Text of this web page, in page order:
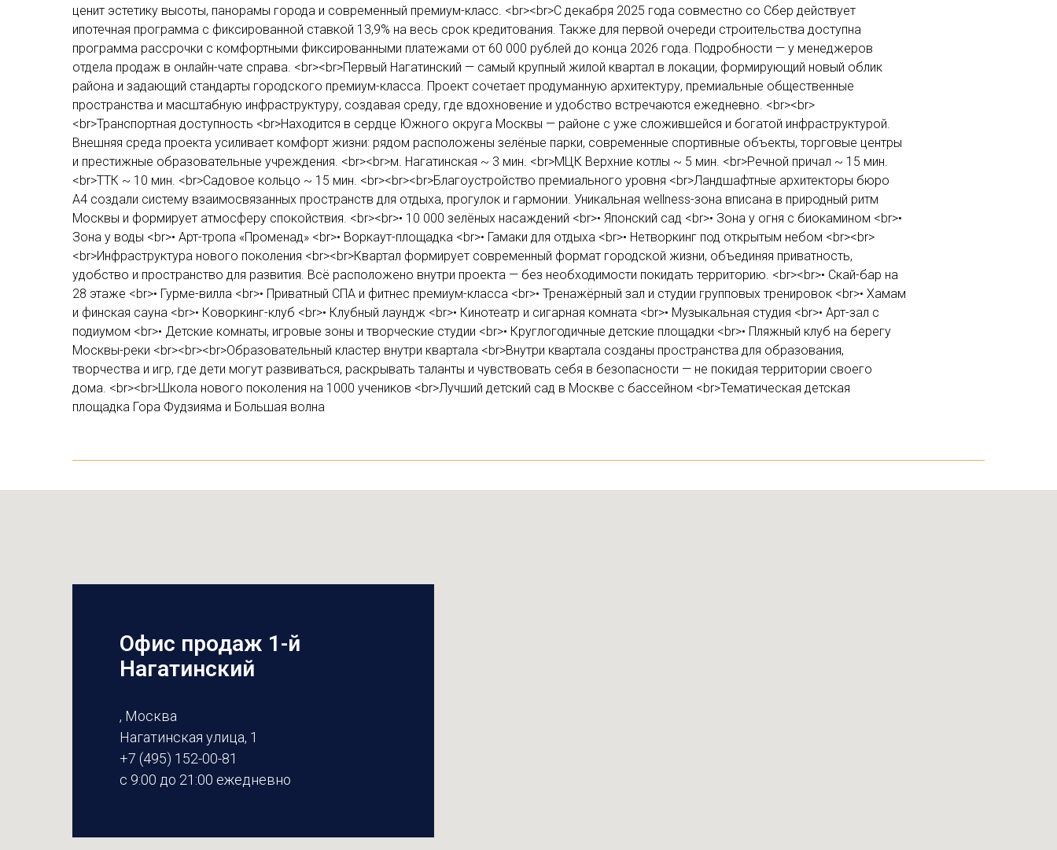
ценит эстетику высоты, панорамы города и современный премиум-класс. <br><br>С декабря 2025 года совместно со Сбер действует
ипотечная программа с фиксированной ставкой 13,9% на весь срок кредитования. Также для первой очереди строительства доступна
программа рассрочки с комфортными фиксированными платежами от 60 000 рублей до конца 2026 года. Подробности — у менеджеров
отдела продаж в онлайн-чате справа. <br><br>Первый Нагатинский — самый крупный жилой квартал в локации, формирующий новый облик
района и задающий стандарты городского премиум-класса. Проект сочетает продуманную архитектуру, премиальные общественные
пространства и масштабную инфраструктуру, создавая среду, где вдохновение и удобство встречаются ежедневно. <br><br>
<br>Транспортная доступность <br>Находится в сердце Южного округа Москвы — районе с уже сложившейся и богатой инфраструктурой.
Внешняя среда проекта усиливает комфорт жизни: рядом расположены зелёные парки, современные спортивные объекты, торговые центры
и престижные образовательные учреждения. <br><br>м. Нагатинская ~ 3 мин. <br>МЦК Верхние котлы ~ 5 мин. <br>Речной причал ~ 15 мин.
<br>ТТК ~ 10 мин. <br>Садовое кольцо ~ 15 мин. <br><br><br>Благоустройство премиального уровня <br>Ландшафтные архитекторы бюро
А4 создали систему взаимосвязанных пространств для отдыха, прогулок и гармонии. Уникальная wellness-зона вписана в природный ритм
Москвы и формирует атмосферу спокойствия. <br><br>• 10 000 зелёных насаждений <br>• Японский сад <br>• Зона у огня с биокамином <br>•
Зона у воды <br>• Арт-тропа «Променад» <br>• Воркаут-площадка <br>• Гамаки для отдыха <br>• Нетворкинг под открытым небом <br><br>
<br>Инфраструктура нового поколения <br><br>Квартал формирует современный формат городской жизни, объединяя приватность,
удобство и пространство для развития. Всё расположено внутри проекта — без необходимости покидать территорию. <br><br>• Скай-бар на
28 этаже <br>• Гурме-вилла <br>• Приватный СПА и фитнес премиум-класса <br>• Тренажёрный зал и студии групповых тренировок <br>• Хамам
и финская сауна <br>• Коворкинг-клуб <br>• Клубный лаундж <br>• Кинотеатр и сигарная комната <br>• Музыкальная студия <br>• Арт-зал с
подиумом <br>• Детские комнаты, игровые зоны и творческие студии <br>• Круглогодичные детские площадки <br>• Пляжный клуб на берегу
Москвы-реки <br><br><br>Образовательный кластер внутри квартала <br>Внутри квартала созданы пространства для образования,
творчества и игр, где дети могут развиваться, раскрывать таланты и чувствовать себя в безопасности — не покидая территории своего
дома. <br><br>Школа нового поколения на 1000 учеников <br>Лучший детский сад в Москве с бассейном <br>Тематическая детская
площадка Гора Фудзияма и Большая волна
Офис продаж 1-й
Нагатинский
, Москва
Нагатинская улица, 1
+7 (495) 152-00-81
с 9:00 до 21:00 ежедневно